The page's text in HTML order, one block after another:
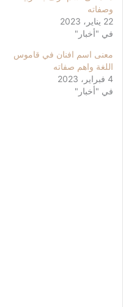
وصفاته
22 يناير، 2023
في "أخبار"
معنى اسم افنان في قاموس
اللغة واهم صفاته
4 فبراير، 2023
في "أخبار"